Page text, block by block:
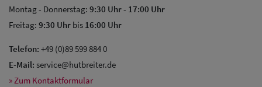
Montag - Donnerstag: 9:30 Uhr- 17:00 Uhr
Freitag: 9:30 Uhr bis 16:00 Uhr
Telefon: +49 (0)89 599 884 0
E-Mail: service@hutbreiter.de
» Zum Kontaktformular